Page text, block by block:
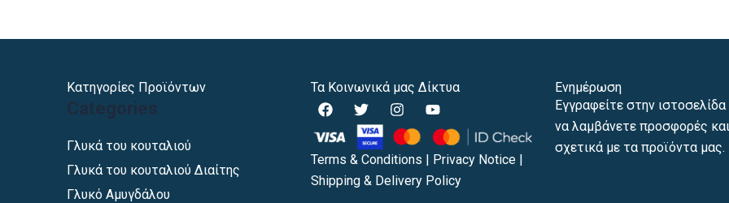
Κατηγορίες Προϊόντων
Categories
Γλυκά του κουταλιού
Γλυκά του κουταλιού Διαίτης
Γλυκό Αμυγδάλου
Τα Κοινωνικά μας Δίκτυα
F
a
c
e
b
o
o
T
w
i
t
t
e
r
I
n
s
t
a
g
r
Y
o
u
t
u
b
e
Terms & Conditions Privacy Notice
Shipping & Delivery Policy
Ενημέρωση
Εγγραφείτε στην ιστοσελίδα
να λαμβάνετε προσφορές
σχετικά με τα προϊόντα μας.